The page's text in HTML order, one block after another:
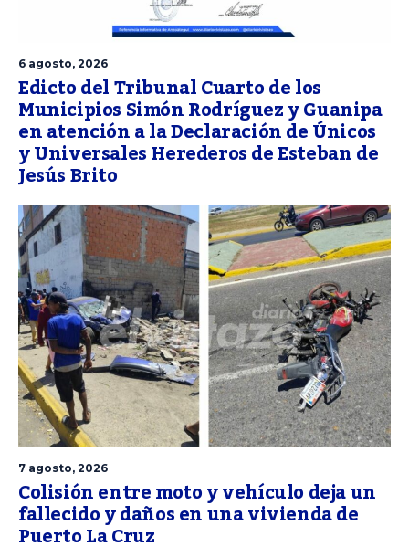
6 agosto, 2026
Edicto del Tribunal Cuarto de los
Municipios Simón Rodríguez y Guanipa
en atención a la Declaración de Únicos
y Universales Herederos de Esteban de
Jesús Brito
7 agosto, 2026
Colisión entre moto y vehículo deja un
fallecido y daños en una vivienda de
Puerto La Cruz